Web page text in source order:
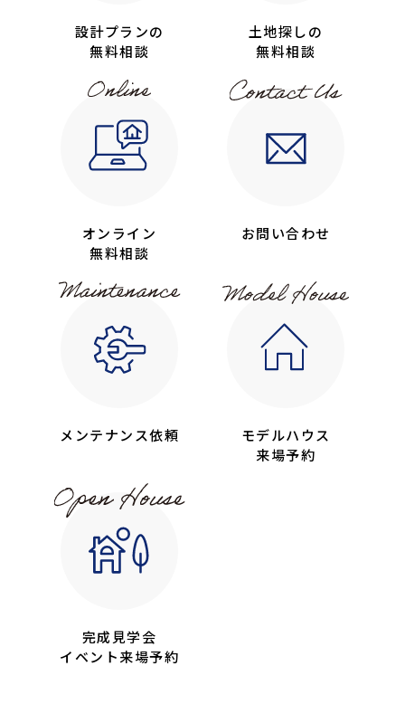
設計プランの
無料相談
土地探しの
無料相談
オンライン
無料相談
お問い合わせ
メンテナンス依頼
モデルハウス
来場予約
完成見学会
イベント来場予約